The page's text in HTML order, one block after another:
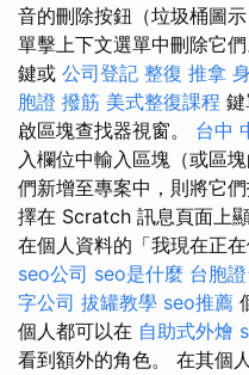
音的刪除按鈕（垃圾桶圖示
單擊上下文選單中刪除它
鍵或 公司登記 整復 推拿
胞證 撥筋 美式整復課程
啟區塊查找器視窗。 台中
入欄位中輸入區塊（或區
們新增至專案中，則將它
擇在 Scratch 訊息頁面上
在個人資料的「我現在正
seo公司 seo是什麼 台胞
字公司 拔罐教學 seo推薦
個人都可以在 自助式外燴
看到額外的角色。 在其個